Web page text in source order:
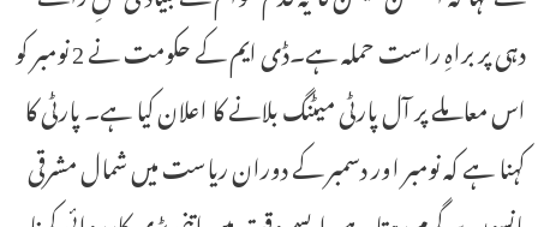
دہی پر براہِ راست حملہ ہے۔ڈی ایم کے حکومت نے 2 نومبر کو
اس معاملے پر آل پارٹی میٹنگ بلانے کا اعلان کیا ہے۔ پارٹی کا
کہنا ہے کہ نومبر اور دسمبر کے دوران ریاست میں شمال مشرقی